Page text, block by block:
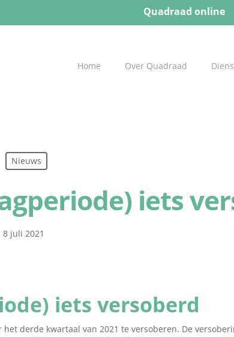
Quadraad online
Home Over Quadraad
Nieuws
iets
8 juli 2021
iets versoberd
derde kwartaal van 2021 te versoberen. De